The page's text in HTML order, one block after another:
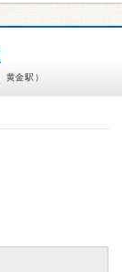
金駅）